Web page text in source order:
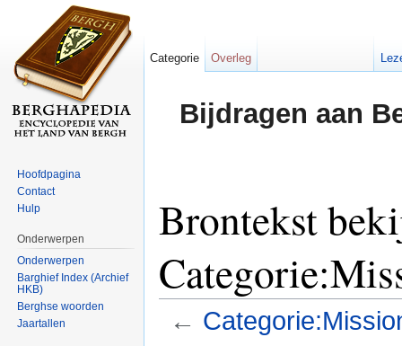
Bijdragen aan
Brontekst
←
Categorie Overleg
Hoofdpagina
Contact
Hulp
Onderwerpen
Onderwerpen
Barghief Index (Archief
HKB)
Berghse woorden
Jaartallen